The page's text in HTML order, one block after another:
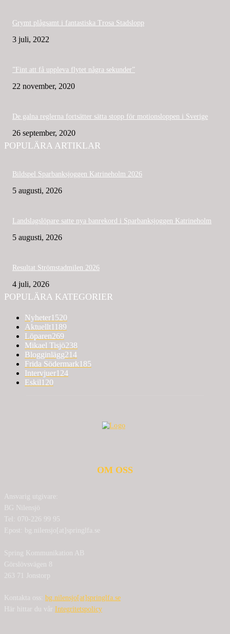
Grymt plågsamt i fantastiska Trosa Stadslopp
3 juli, 2022
”Fint att få uppleva flytet några sekunder”
22 november, 2020
De galna reglerna fortsätter sätta stopp för motionsloppen i Sverige
26 september, 2020
POPULÄRA ARTIKLAR
Bildspel Sparbanksjoggen Katrineholm 2026
5 augusti, 2026
Landslagslöpare satte nya banrekord i Sparbanksjoggen Katrineholm
5 augusti, 2026
Resultat Strömstadmilen 2026
4 juli, 2026
POPULÄRA KATEGORIER
Nyheter1520
Aktuellt1189
Löparen269
Mikael Tisjö238
Blogginlägg214
Frida Södermark185
Intervjuer124
Eskil120
OM OSS
Ansvarig utgivare:
BG Nilensjö
Tel: 070-226 99 95
Epost: bg.nilensjo[at]springlfa.se
Spring Kommunikation AB
Görslövsvägen 8
263 71 Jonstorp
Kontakta oss: bg.nilensjo[at]springlfa.se
Här hittar du vår Integritetspolicy